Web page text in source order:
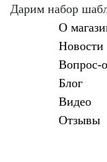
Дарим набор
О
Новости
Вопрос-
Блог
Видео
Отзывы